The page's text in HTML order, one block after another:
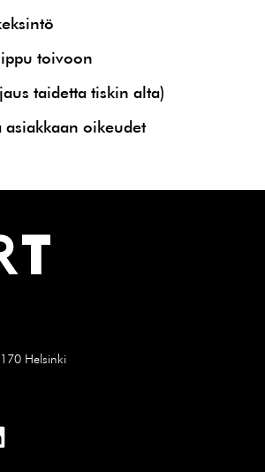
toivoon
taidetta tiskin alta)
asiakkaan oikeudet
Helsinki